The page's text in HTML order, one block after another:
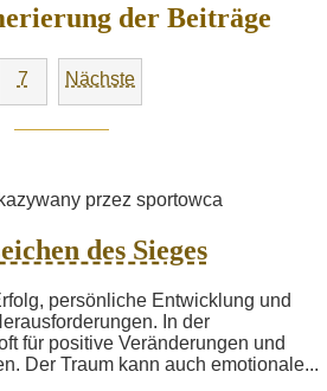
der Beiträge
7 Nächste
des Sieges
persönliche Entwicklung und
In der
für positive Veränderungen und
Der Traum kann auch emotionale...